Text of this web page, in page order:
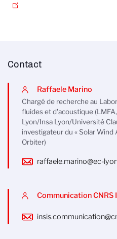
Contact
Raffaele Marino
Chargé de recherche au
fluides et d'acoustique
Lyon/Insa Lyon/Université
investigateur du « Solar Wind
Orbiter)
raffaele.marino@ec-
Communication CNRS